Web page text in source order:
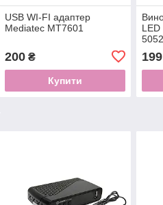
USB WI-FI адаптер
Mediatec MT7601
200₴
Купити
199